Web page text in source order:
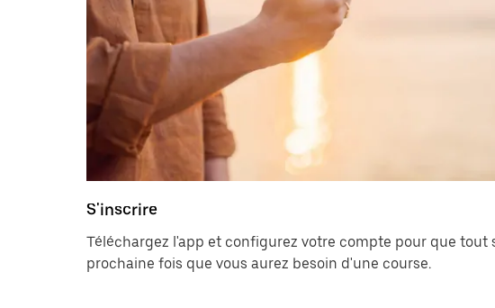
S'inscrire
Téléchargez l'app et configurez votre compte pour que tout
prochaine fois que vous aurez besoin d'une course.